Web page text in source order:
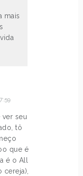
mais
ver seu
tô
que é
é o All
cereja),